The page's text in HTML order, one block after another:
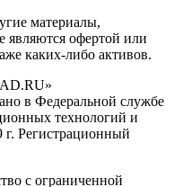
материалы,
являются офертой или
каких-либо активов.
в Федеральной службе
технологий и
Регистрационный
с ограниченной